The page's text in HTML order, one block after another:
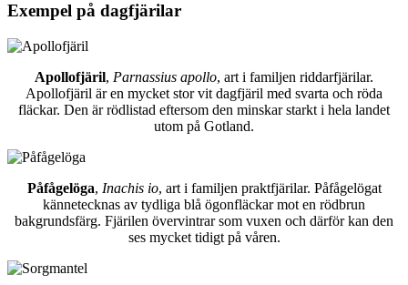
Exempel på dagfjärilar
Apollofjäril, Parnassius apollo, art i familjen riddarfjärilar.
Apollofjäril är en mycket stor vit dagfjäril med svarta och röda
fläckar. Den är rödlistad eftersom den minskar starkt i hela landet
utom på Gotland.
Påfågelöga, Inachis io, art i familjen praktfjärilar. Påfågelögat
kännetecknas av tydliga blå ögonfläckar mot en rödbrun
bakgrundsfärg. Fjärilen övervintrar som vuxen och därför kan den
ses mycket tidigt på våren.